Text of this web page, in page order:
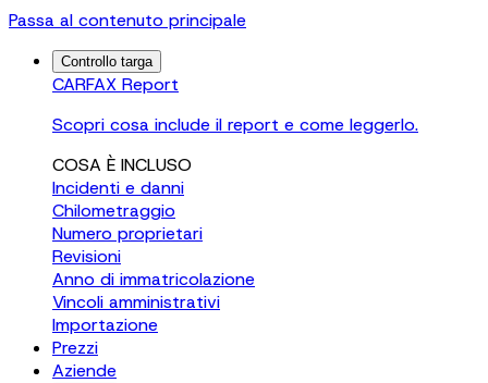
Passa al contenuto principale
Controllo targa
CARFAX Report
Scopri cosa include il report e come leggerlo.
COSA È INCLUSO
Incidenti e danni
Chilometraggio
Numero proprietari
Revisioni
Anno di immatricolazione
Vincoli amministrativi
Importazione
Prezzi
Aziende